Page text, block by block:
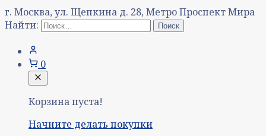
г. Москва, ул. Щепкина д. 28, Метро Проспект Мира
Найти:
0
Корзина пуста!
Начните делать покупки